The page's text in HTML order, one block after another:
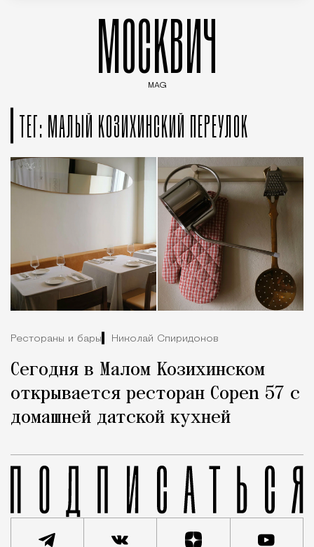
МОСКВИЧ
MAG
ТЕГ: МАЛЫЙ КОЗИХИНСКИЙ ПЕРЕУЛОК
Рестораны и бары Николай Спиридонов
Сегодня в Малом Козихинском
открывается ресторан Copen 57 с
домашней датской кухней